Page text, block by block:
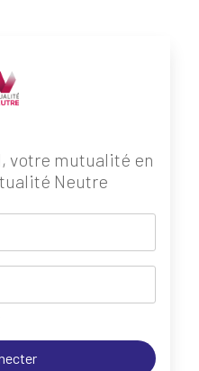
votre mutualité en
Neutre